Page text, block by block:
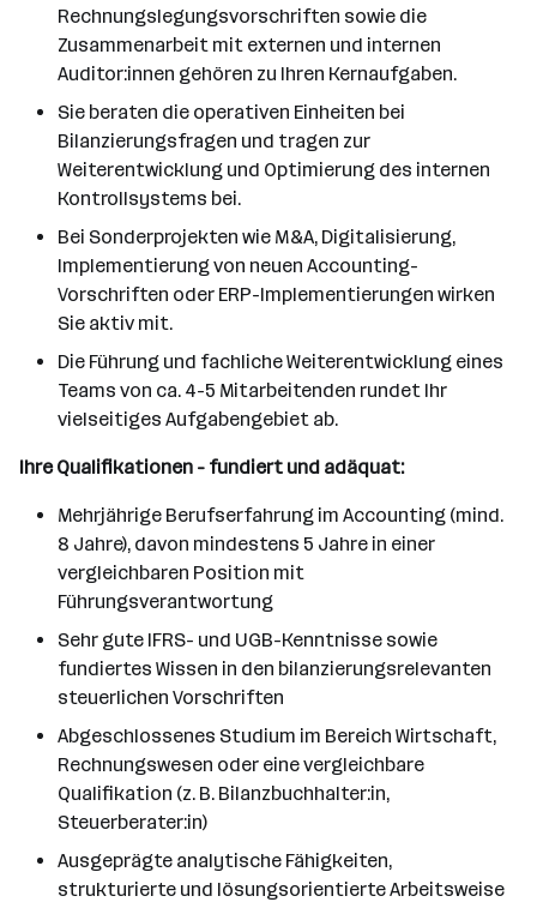
Rechnungslegungsvorschriften sowie die
Zusammenarbeit mit externen und internen
Auditor:innen gehören zu Ihren Kernaufgaben.
Sie beraten die operativen Einheiten bei
Bilanzierungsfragen und tragen zur
Weiterentwicklung und Optimierung des internen
Kontrollsystems bei.
Bei Sonderprojekten wie M&A, Digitalisierung,
Implementierung von neuen Accounting-
Vorschriften oder ERP-Implementierungen wirken
Sie aktiv mit.
Die Führung und fachliche Weiterentwicklung eines
Teams von ca. 4-5 Mitarbeitenden rundet Ihr
vielseitiges Aufgabengebiet ab.
Ihre Qualifikationen - fundiert und adäquat:
Mehrjährige Berufserfahrung im Accounting (mind.
8 Jahre), davon mindestens 5 Jahre in einer
vergleichbaren Position mit
Führungsverantwortung
Sehr gute IFRS- und UGB-Kenntnisse sowie
fundiertes Wissen in den bilanzierungsrelevanten
steuerlichen Vorschriften
Abgeschlossenes Studium im Bereich Wirtschaft,
Rechnungswesen oder eine vergleichbare
Qualifikation (z. B. Bilanzbuchhalter:in,
Steuerberater:in)
Ausgeprägte analytische Fähigkeiten,
strukturierte und lösungsorientierte Arbeitsweise